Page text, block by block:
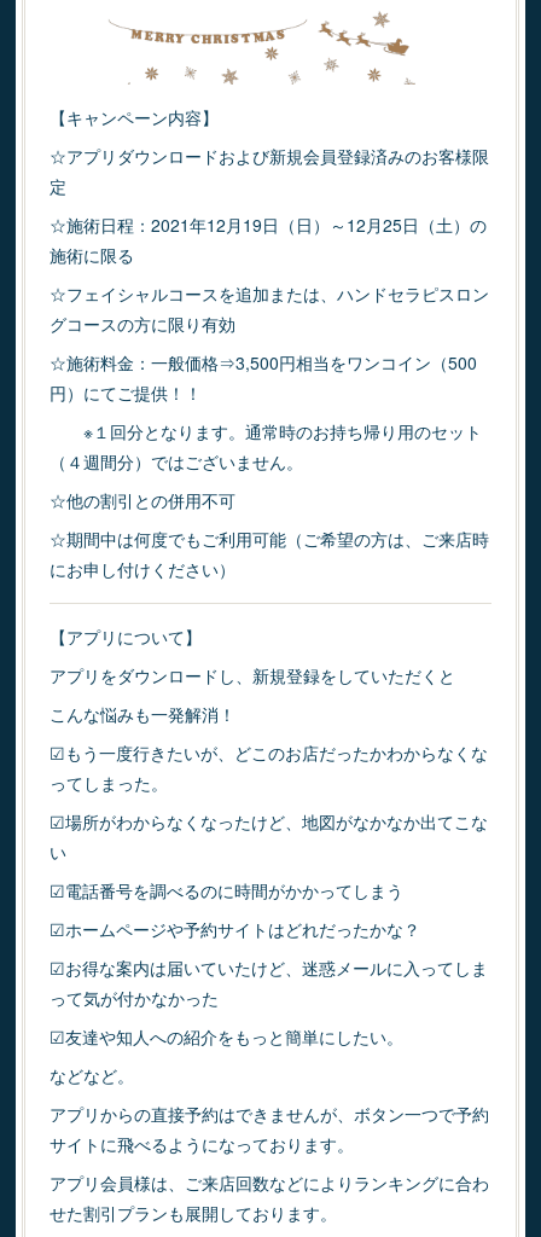
【キャンペーン内容】
☆アプリダウンロードおよび新規会員登録済みのお客様限
定
☆施術日程：2021年12月19日（日）～12月25日（土）の
施術に限る
☆フェイシャルコースを追加または、ハンドセラピスロン
グコースの方に限り有効
☆施術料金：一般価格⇒3,500円相当をワンコイン（500
円）にてご提供！！
※１回分となります。通常時のお持ち帰り用のセット
（４週間分）ではございません。
☆他の割引との併用不可
☆期間中は何度でもご利用可能（ご希望の方は、ご来店時
にお申し付けください）
【アプリについて】
アプリをダウンロードし、新規登録をしていただくと
こんな悩みも一発解消！
☑もう一度行きたいが、どこのお店だったかわからなくな
ってしまった。
☑場所がわからなくなったけど、地図がなかなか出てこな
い
☑電話番号を調べるのに時間がかかってしまう
☑ホームページや予約サイトはどれだったかな？
☑お得な案内は届いていたけど、迷惑メールに入ってしま
って気が付かなかった
☑友達や知人への紹介をもっと簡単にしたい。
などなど。
アプリからの直接予約はできませんが、ボタン一つで予約
サイトに飛べるようになっております。
アプリ会員様は、ご来店回数などによりランキングに合わ
せた割引プランも展開しております。